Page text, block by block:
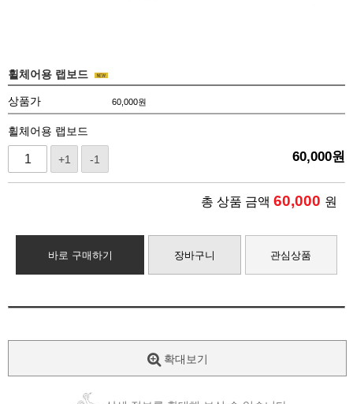
휠체어용 랩보드
상품가 60,000원
휠체어용 랩보드
+1 -1 60,000원
총 상품 금액 60,000 원
바로 구매하기 장바구니 관심상품
확대보기